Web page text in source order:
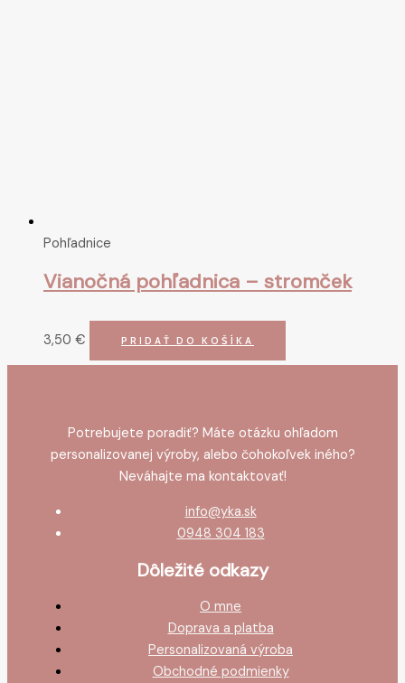
Pohľadnice
Vianočná pohľadnica – stromček
3,50 € PRIDAŤ DO KOŠÍKA
Potrebujete poradiť? Máte otázku ohľadom
personalizovanej výroby, alebo čohokoľvek iného?
Neváhajte ma kontaktovať!
info@yka.sk
0948 304 183
Dôležité odkazy
O mne
Doprava a platba
Personalizovaná výroba
Obchodné podmienky